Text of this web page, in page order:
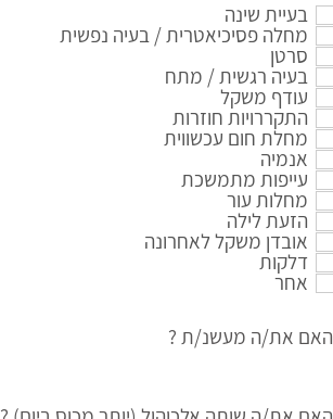
בעיית שינה
מחלה פסיכיאטרית / בעיה נפשית
סרטן
בעיה רגשית / מתח
עודף משקל
התקררויות חוזרות
מחלת חום עכשווית
אנמיה
עייפות מתמשכת
מחלות עור
הזעת לילה
אובדן משקל לאחרונה
דלקות
אחר
האם את/ה מעשנ/ת ?